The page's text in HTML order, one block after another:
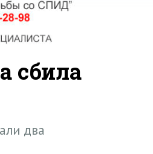
сбила
два